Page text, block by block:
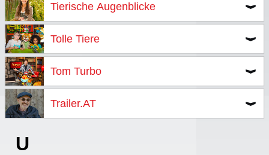
Tierische Augenblicke
Tolle Tiere
Tom Turbo
Trailer.AT
U